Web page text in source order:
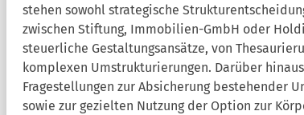
stehen sowohl strategische
zwischen Stiftung, Immobilien-GmbH oder
steuerliche Gestaltungsansätze, von
komplexen Umstrukturierungen. Darüber
Fragestellungen zur Absicherung bestehender
sowie zur gezielten Nutzung der Option zur